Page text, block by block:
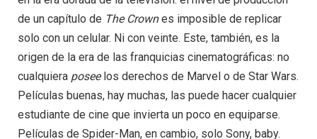
de un capítulo de The Crownes imposible de replicar
solo con un celular. Ni con veinte. Este, también, es la
origen de la era de las franquicias cinematográficas: no
cualquiera poseelos derechos de Marvel o de Star Wars.
Películas buenas, hay muchas, las puede hacer cualquier
estudiante de cine que invierta un poco en equiparse.
Películas de Spider-Man, en cambio, solo Sony, baby.